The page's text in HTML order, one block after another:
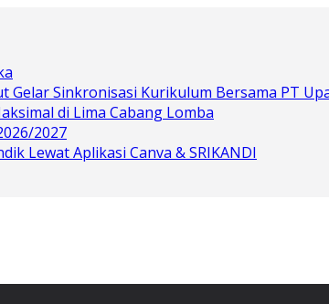
Sinkronisasi Kurikulum Bersama PT
di Lima Cabang Lomba
2027
Lewat Aplikasi Canva & SRIKANDI